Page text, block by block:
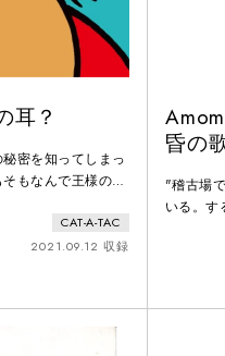
耳？
密を知ってしまっ
もなんで王様の耳
具を使った見立て
うな新しいダンス
しれない。そんな
CAT-A-TAC
2021.09.12 収録
昏の
"稽古場
いる。す
に彼女
た喜び
台の上で